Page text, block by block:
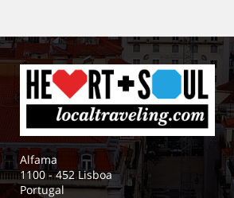
Alfama
1100 - 452 Lisboa
Portugal